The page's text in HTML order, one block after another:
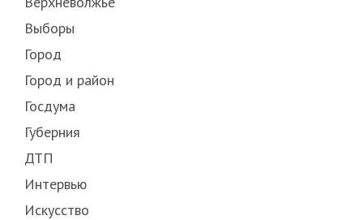
Выборы
Город
Город и район
Госдума
Губерния
ДТП
Интервью
Искусство